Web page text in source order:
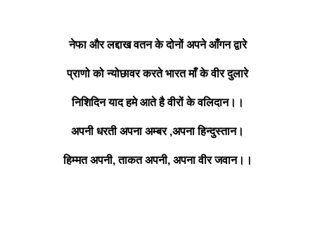
नेफा और लद्दाख वतन के दोनों अपने आँगन द्वारे
प्राणो को न्योछावर करते भारत माँ के वीर दुलारे
निशिदिन याद हमे आते है वीरों के वलिदान।।
अपनी धरती अपना अम्बर ,अपना हिन्दुस्तान।
हिम्मत अपनी, ताकत अपनी, अपना वीर जवान।।